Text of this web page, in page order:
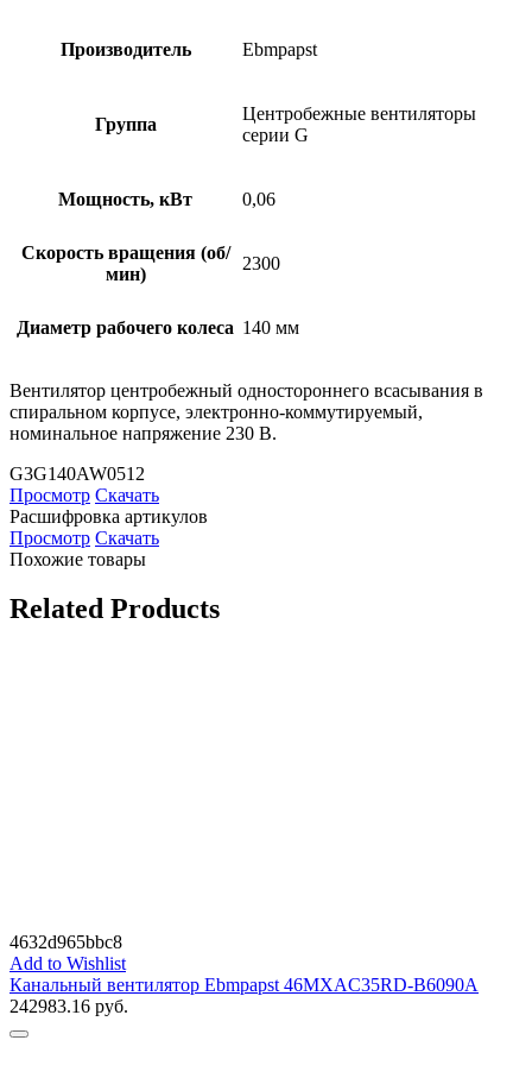
Производитель Ebmpapst
Группа
Центробежные вентиляторы
серии G
Мощность, кВт 0,06
Скорость вращения (об/
мин)
2300
Диаметр рабочего колеса 140 мм
Вентилятор центробежный одностороннего всасывания в
спиральном корпусе, электронно-коммутируемый,
номинальное напряжение 230 В.
G3G140AW0512
Просмотр Скачать
Расшифровка артикулов
Просмотр Скачать
Похожие товары
Related Products
4632d965bbc8
Add to Wishlist
Канальный вентилятор Ebmpapst 46MXAC35RD-B6090A
242983.16 руб.